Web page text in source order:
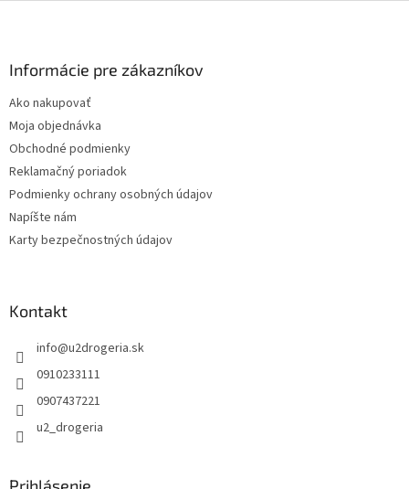
Informácie pre zákazníkov
Ako nakupovať
Moja objednávka
Obchodné podmienky
Reklamačný poriadok
Podmienky ochrany osobných údajov
Napíšte nám
Karty bezpečnostných údajov
Kontakt
info@u2drogeria.sk
0910233111
0907437221
u2_drogeria
Prihlásenie